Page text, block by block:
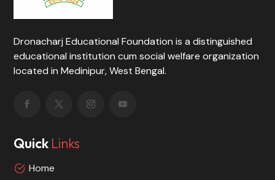
Dronacharj Educational Foundation is a distinguished
educational institution cum social welfare organization
located in Medinipur, West Bengal.
Quick Links
Home